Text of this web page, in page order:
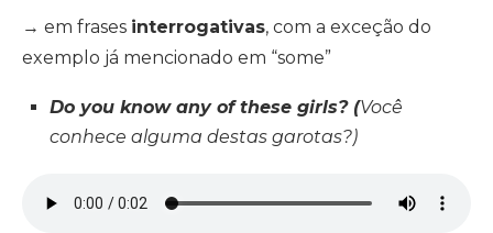
→ em frases interrogativas, com a exceção do
exemplo já mencionado em “some”
Do you know any of these girls? (Você
conhece alguma destas garotas?)